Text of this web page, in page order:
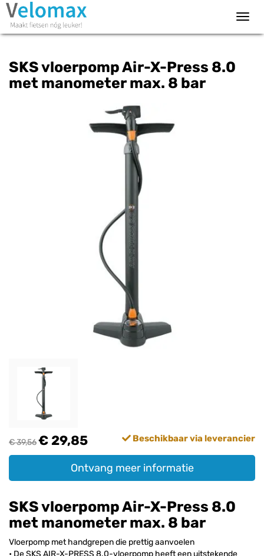
SKS vloerpomp Air-X-Press 8.0
met manometer max. 8 bar
€ 39,56€ 29,85 Beschikbaar via leverancier
Ontvang meer informatie
SKS vloerpomp Air-X-Press 8.0
met manometer max. 8 bar
Vloerpomp met handgrepen die prettig aanvoelen
• De SKS AIR-X-PRESS 8.0-vloerpomp heeft een uitstekende